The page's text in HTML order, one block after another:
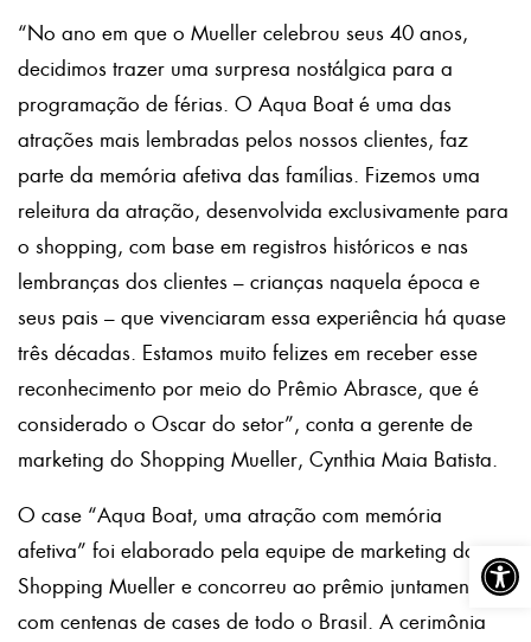
Abrir
“No ano em que o Mueller celebrou seus 40 anos,
decidimos trazer uma surpresa nostálgica para a
programação de férias. O Aqua Boat é uma das
atrações mais lembradas pelos nossos clientes, faz
parte da memória afetiva das famílias. Fizemos uma
releitura da atração, desenvolvida exclusivamente para
o shopping, com base em registros históricos e nas
lembranças dos clientes – crianças naquela época e
seus pais – que vivenciaram essa experiência há quase
três décadas. Estamos muito felizes em receber esse
reconhecimento por meio do Prêmio Abrasce, que é
considerado o Oscar do setor”, conta a gerente de
marketing do Shopping Mueller, Cynthia Maia Batista.
O case “Aqua Boat, uma atração com memória
afetiva” foi elaborado pela equipe de marketing do
Shopping Mueller e concorreu ao prêmio juntamente
com centenas de cases de todo o Brasil. A cerimônia